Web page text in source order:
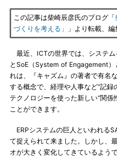
この記事は柴崎辰彦氏のブログ「
づくりを考える」
」より転載、編
最近、ICTの世界では、システム
とSoE（System of Engagement）
れは、『キャズム』の著者で有名
する概念で、経理や人事など“記録
テクノロジーを使った新しい“関係
ことができます。
ERPシステムの巨人といわれる
て捉えられて来ました。しかし、
オが大きく変化してきているようで